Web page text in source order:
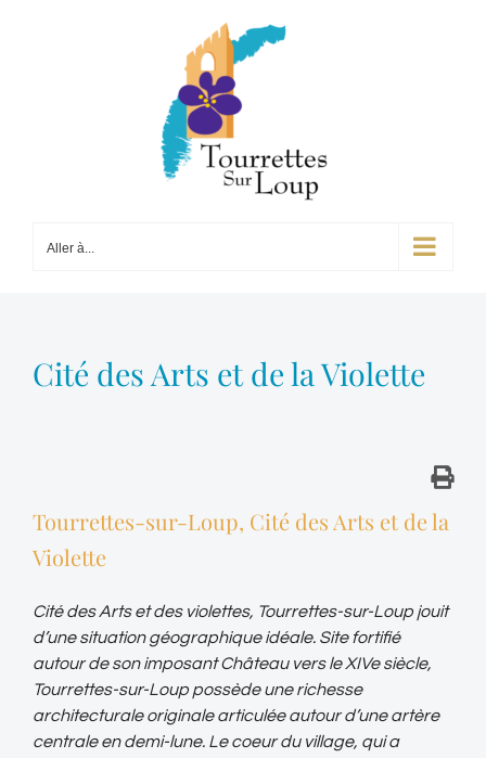
Aller à...
Cité des Arts et de la Violette
Tourrettes-sur-Loup, Cité des Arts et de la
Violette
Cité des Arts et des violettes, Tourrettes-sur-Loup jouit
d’une situation géographique idéale. Site fortifié
autour de son imposant Château vers le XIVe siècle,
Tourrettes-sur-Loup possède une richesse
architecturale originale articulée autour d’une artère
centrale en demi-lune. Le coeur du village, qui a